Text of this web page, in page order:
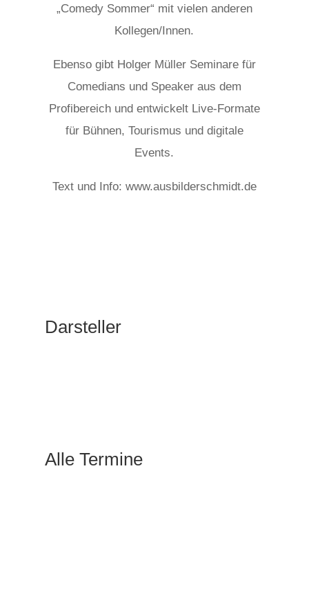
„Comedy Sommer“ mit vielen anderen
Kollegen/Innen.
Ebenso gibt Holger Müller Seminare für
Comedians und Speaker aus dem
Profibereich und entwickelt Live-Formate
für Bühnen, Tourismus und digitale
Events.
Text und Info: www.ausbilderschmidt.de
Darsteller
Alle Termine